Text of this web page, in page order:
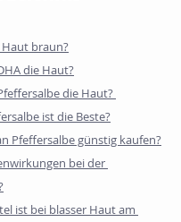
braun?
die Haut?
die Haut?
ist die Beste?
Pfeffersalbe günstig kaufen?
bei der
ist bei blasser Haut am